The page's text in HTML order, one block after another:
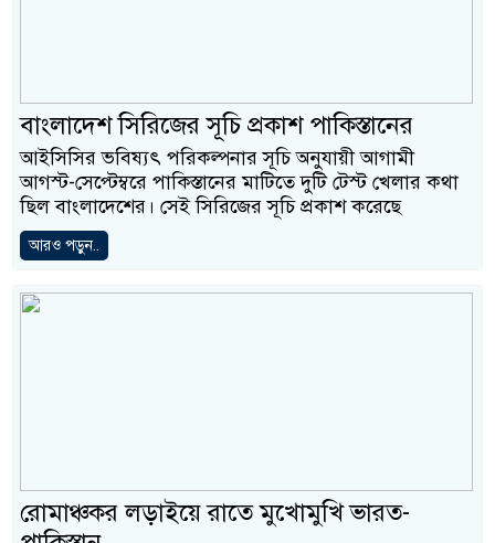
বাংলাদেশ সিরিজের সূচি প্রকাশ পাকিস্তানের
আইসিসির ভবিষ্যৎ পরিকল্পনার সূচি অনুযায়ী আগামী
আগস্ট-সেপ্টেম্বরে পাকিস্তানের মাটিতে দুটি টেস্ট খেলার কথা
ছিল বাংলাদেশের। সেই সিরিজের সূচি প্রকাশ করেছে
আরও পড়ুন..
রোমাঞ্চকর লড়াইয়ে রাতে মুখোমুখি ভারত-